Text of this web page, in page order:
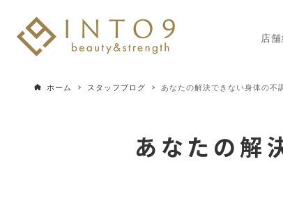
店
ホーム スタッフブログ あなたの解決できない身体の不
あなたの解